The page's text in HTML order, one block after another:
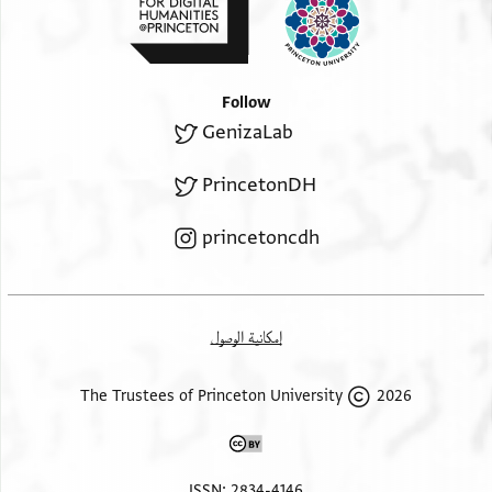
Follow
GenizaLab
PrincetonDH
princetoncdh
إمكانية الوصول
2026 The Trustees of Princeton University